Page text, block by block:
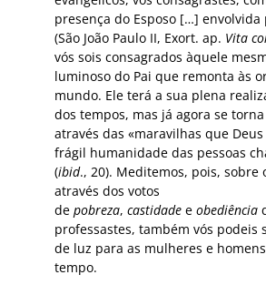
presença do Esposo […] envolvida
(São João Paulo II, Exort. ap. Vita
vós sois consagrados àquele
luminoso do Pai que remonta às
mundo. Ele terá a sua plena
dos tempos, mas já agora se
através das «maravilhas que
frágil humanidade das pessoas
(ibid., 20). Meditemos, pois, sobre
através dos votos
de pobreza, castidade e obediência
professastes, também vós podeis
de luz para as mulheres e
tempo.